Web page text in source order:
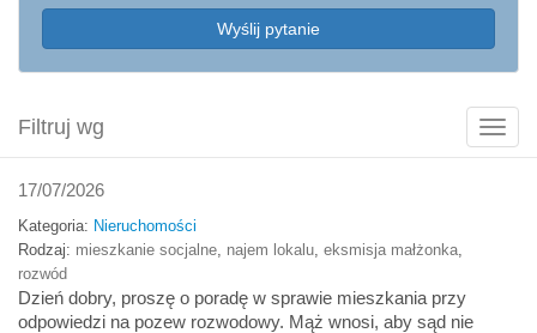
Pokaż
filtry
Filtruj wg
Wyślij pytanie
17/07/2026
Kategoria: Nieruchomości
Rodzaj: mieszkanie socjalne najem lokalu eksmisja małżonka
rozwód
Dzień dobry, proszę o poradę w sprawie mieszkania przy
odpowiedzi na pozew rozwodowy. Mąż wnosi, aby sąd nie